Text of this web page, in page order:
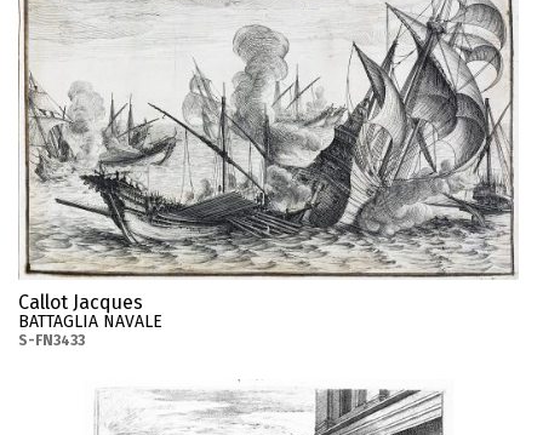
Callot Jacques
BATTAGLIA NAVALE
S-FN3433